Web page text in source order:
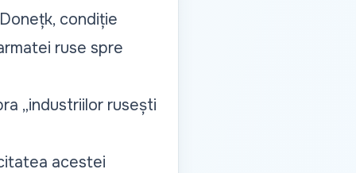
condiție
ruse spre
„industriilor rusești
acestei